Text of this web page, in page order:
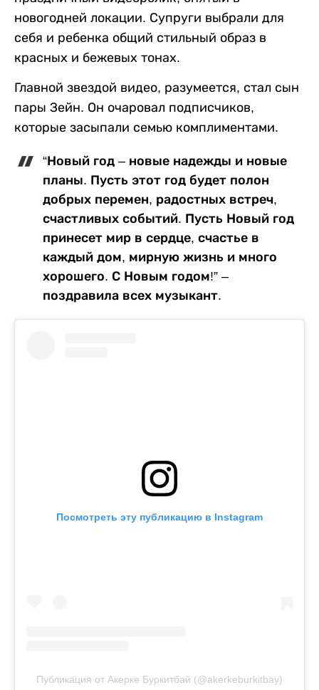
новогодней локации. Супруги выбрали для
себя и ребенка общий стильный образ в
красных и бежевых тонах.
Главной звездой видео, разумеется, стал сын
пары Зейн. Он очаровал подписчиков,
которые засыпали семью комплиментами.
“Новый год – новые надежды и новые
планы. Пусть этот год будет полон
добрых перемен, радостных встреч,
счастливых событий. Пусть Новый год
принесет мир в сердце, счастье в
каждый дом, мирную жизнь и много
хорошего. С Новым годом!” –
поздравила всех музыкант.
Посмотреть эту публикацию в Instagram
Публикация от Акерке Буркитбай (@akerkeburkitbay)